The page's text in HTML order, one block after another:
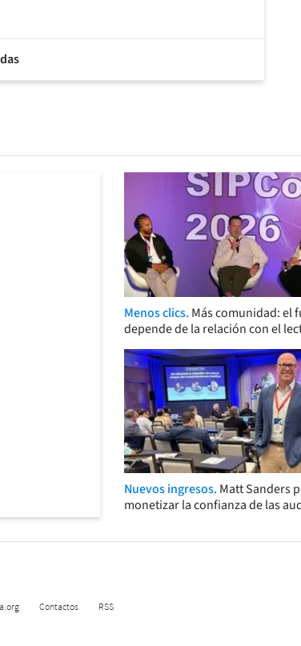
Menos clics. Más comunidad: el
depende de la relación con el
Nuevos ingresos. Matt Sanders
monetizar la confianza de las
Contactos RSS